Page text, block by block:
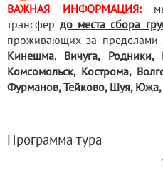
ВАЖНАЯ ИНФОРМАЦИЯ:мы
трансфердо места сбора
проживающих за
Кинешма, Вичуга, Родники,
Комсомольск, Кострома,
Фурманов, Тейково, Шуя, Южа,
Программа тура